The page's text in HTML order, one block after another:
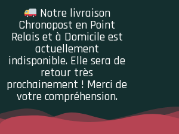
Notre livraison
Chronopost en Point
Relais et à Domicile est
actuellement
indisponible. Elle sera de
retour très
prochainement ! Merci de
votre compréhension.